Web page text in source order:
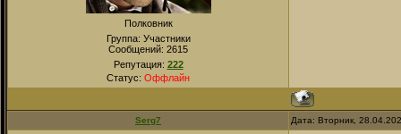
Полковник
Группа: Участники
Сообщений: 2615
Репутация: 222
Статус: Оффлайн
Serg7 Дата: Вторник,